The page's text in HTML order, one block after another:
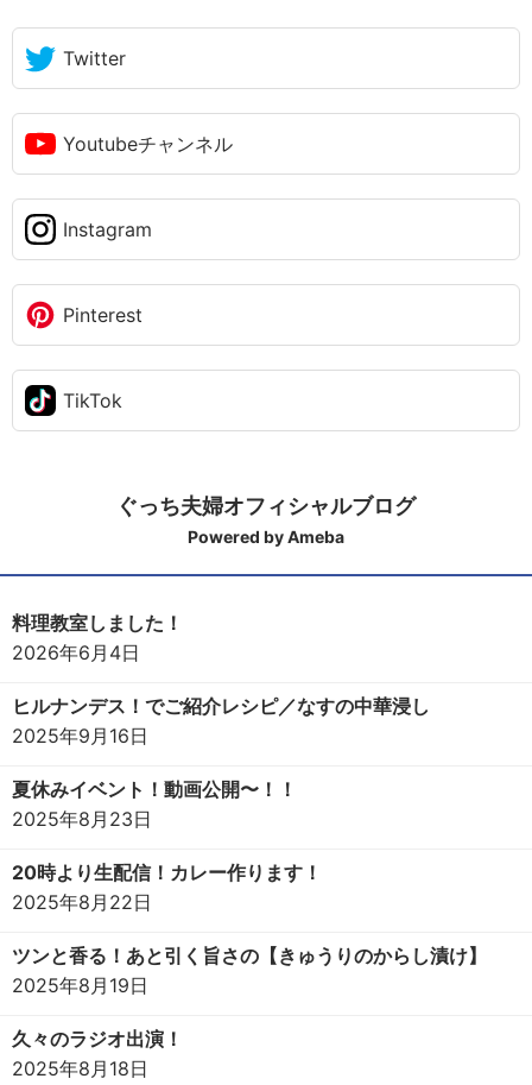
Twitter
Youtubeチャンネル
Instagram
Pinterest
TikTok
ぐっち夫婦オフィシャルブログ
Powered by Ameba
料理教室しました！
2026年6月4日
ヒルナンデス！でご紹介レシピ／なすの中華浸し
2025年9月16日
夏休みイベント！動画公開〜！！
2025年8月23日
20時より生配信！カレー作ります！
2025年8月22日
ツンと香る！あと引く旨さの【きゅうりのからし漬け】
2025年8月19日
久々のラジオ出演！
2025年8月18日